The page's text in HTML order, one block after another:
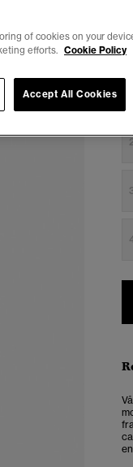
of cookies on your
efforts. Cookie Policy
Accept All Cookies